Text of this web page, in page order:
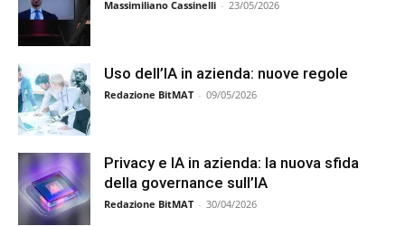
Massimiliano Cassinelli - 23/05/2026
Uso dell’IA in azienda: nuove regole
Redazione BitMAT - 09/05/2026
Privacy e IA in azienda: la nuova sfida
della governance sull’IA
Redazione BitMAT - 30/04/2026